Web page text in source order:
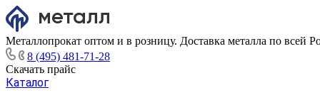
Металлопрокат оптом и в розницу. Доставка металла по всей
8 (495) 481-71-28
Скачать прайс
Каталог